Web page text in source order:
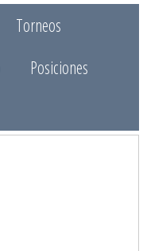
Torneos
Posiciones